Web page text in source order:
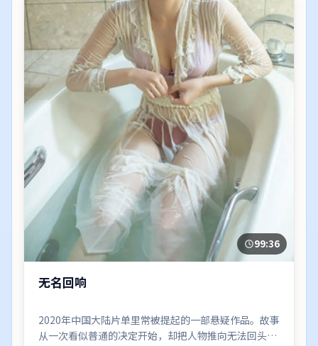
99:36
无名回响
2020年中国大陆片单里常被提起的一部悬疑作品。故事
从一次看似普通的决定开始，却把人物推向无法回头的